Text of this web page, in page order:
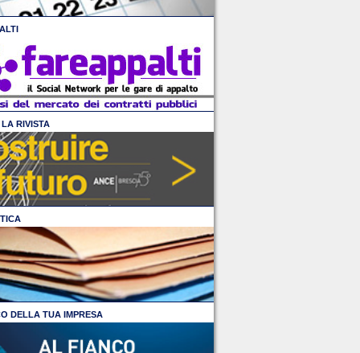
RIVISTA
DELLA TUA IMPRESA